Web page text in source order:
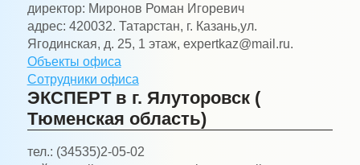
директор: Миронов Роман Игоревич
адрес: 420032. Татарстан, г. Казань,ул.
Ягодинская, д. 25, 1 этаж, expertkaz@mail.ru.
Объекты офиса
Сотрудники офиса
ЭКСПЕРТ в г. Ялуторовск (
Тюменская область)
тел.: (34535)2-05-02